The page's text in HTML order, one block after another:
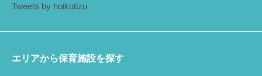
Tweets by hoikutizu
エリアから保育施設を探す